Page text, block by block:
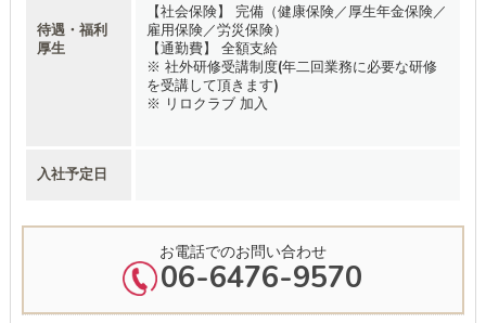
待遇・福利
厚生
【社会保険】 完備（健康保険／厚生年金保険／
雇用保険／労災保険）
【通勤費】 全額支給
※ 社外研修受講制度(年二回業務に必要な研修
を受講して頂きます)
※ リロクラブ 加入
入社予定日
お電話でのお問い合わせ
06-6476-9570